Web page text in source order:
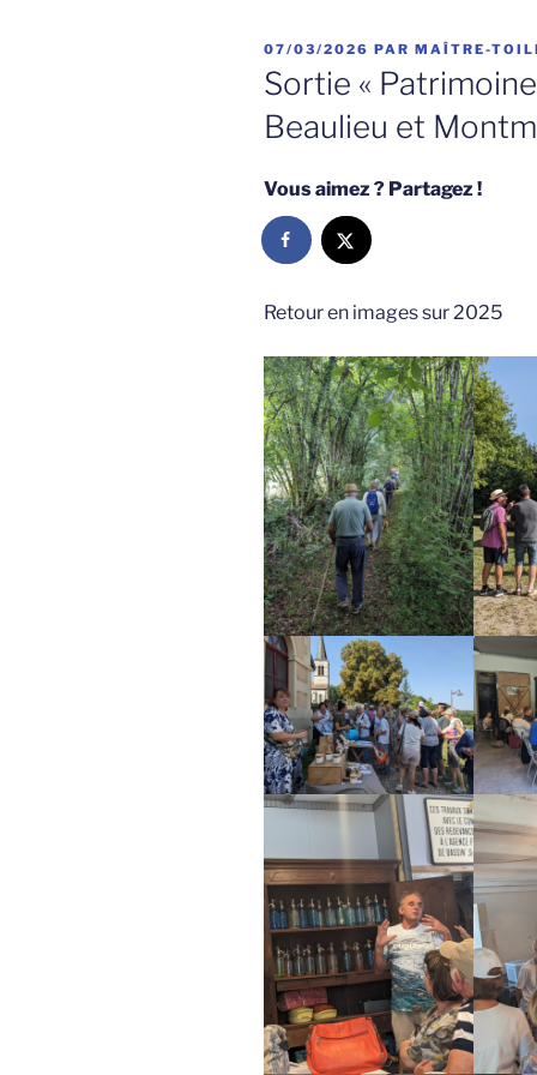
PUBLIÉ
LE
07/03/2026 PAR MAÎTRE-
Sortie «
Beaulieu et
Vous aimez ? Partagez !
Retour en images sur 2025